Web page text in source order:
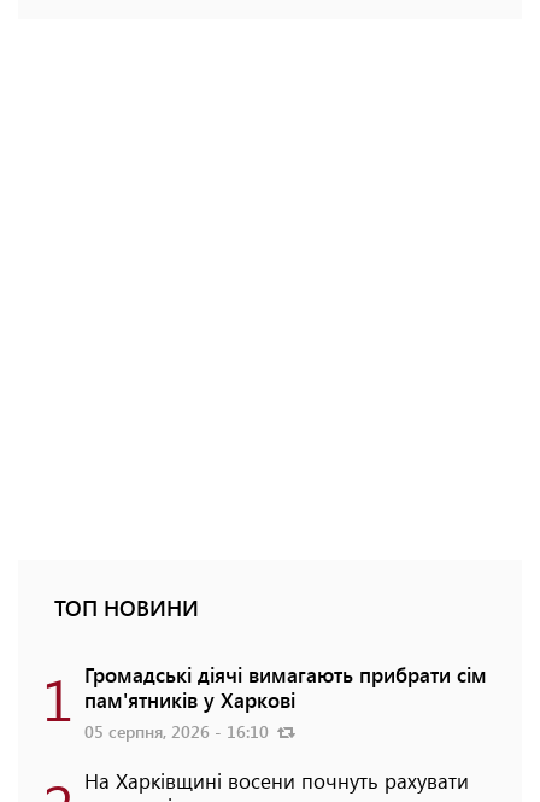
ТОП НОВИНИ
1 Громадські діячі вимагають прибрати сім
пам'ятників у Харкові
05 серпня, 2026 - 16:10
На Харківщині восени почнуть рахувати